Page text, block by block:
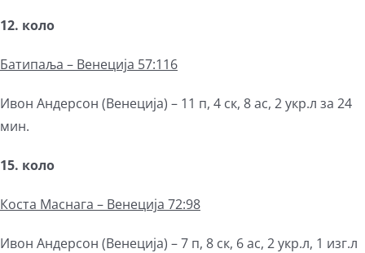
12. коло
Батипаља – Венеција 57:116
Ивон Андерсон (Венеција) – 11 п, 4 ск, 8 ас, 2 укр.л за 24
мин.
15. коло
Коста Маснага – Венеција 72:98
Ивон Андерсон (Венеција) – 7 п, 8 ск, 6 ас, 2 укр.л, 1 изг.л